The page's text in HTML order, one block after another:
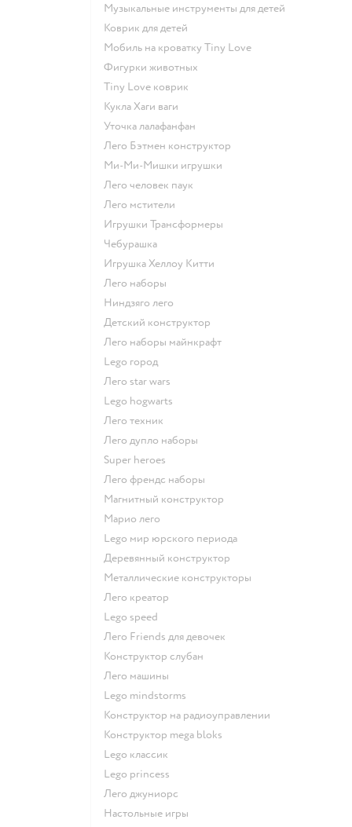
Музыкальные инструменты для детей
Коврик для детей
Мобиль на кроватку Tiny Love
Фигурки животных
Tiny Love коврик
Кукла Хаги ваги
Уточка лалафанфан
Лего Бэтмен конструктор
Ми-Ми-Мишки игрушки
Лего человек паук
Лего мстители
Игрушки Трансформеры
Чебурашка
Игрушка Хеллоу Китти
Лего наборы
Ниндзяго лего
Детский конструктор
Лего наборы майнкрафт
Lego город
Лего star wars
Lego hogwarts
Лего техник
Лего дупло наборы
Super heroes
Лего френдс наборы
Магнитный конструктор
Марио лего
Lego мир юрского периода
Деревянный конструктор
Металлические конструкторы
Лего креатор
Lego speed
Лего Friends для девочек
Конструктор слубан
Лего машины
Lego mindstorms
Конструктор на радиоуправлении
Конструктор mega bloks
Lego классик
Lego princess
Лего джуниорс
Настольные игры